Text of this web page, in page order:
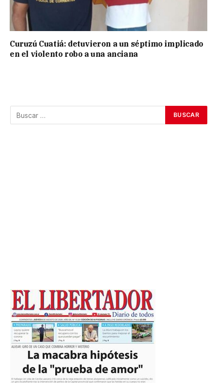
Curuzú Cuatiá: detuvieron a un séptimo implicado
en el violento robo a una anciana